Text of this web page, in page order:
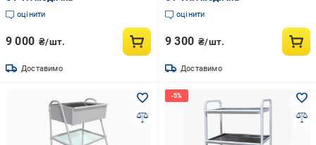
оцінити
9 000 ₴/шт.
Доставимо
оцінити
9 300 ₴/шт.
Доставимо